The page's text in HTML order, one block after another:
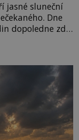
jasné sluneční
Dne
dopoledne zde
zde skutečně